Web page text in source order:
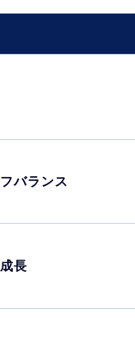
バランス
長